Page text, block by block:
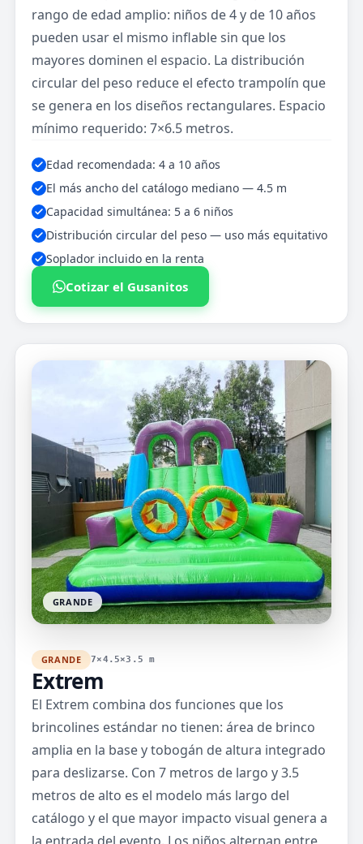
rango de edad amplio: niños de 4 y de 10 años
pueden usar el mismo inflable sin que los
mayores dominen el espacio. La distribución
circular del peso reduce el efecto trampolín que
se genera en los diseños rectangulares. Espacio
mínimo requerido: 7×6.5 metros.
Edad recomendada: 4 a 10 años
El más ancho del catálogo mediano — 4.5 m
Capacidad simultánea: 5 a 6 niños
Distribución circular del peso — uso más equitativo
Soplador incluido en la renta
Cotizar el Gusanitos
GRANDE 7×4.5×3.5 m
Extrem
El Extrem combina dos funciones que los
brincolines estándar no tienen: área de brinco
amplia en la base y tobogán de altura integrado
para deslizarse. Con 7 metros de largo y 3.5
metros de alto es el modelo más largo del
catálogo y el que mayor impacto visual genera a
GRANDE